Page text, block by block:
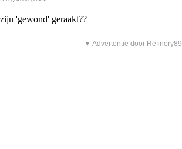
zijn 'gewond' geraakt??
▼ Advertentie door Refinery89